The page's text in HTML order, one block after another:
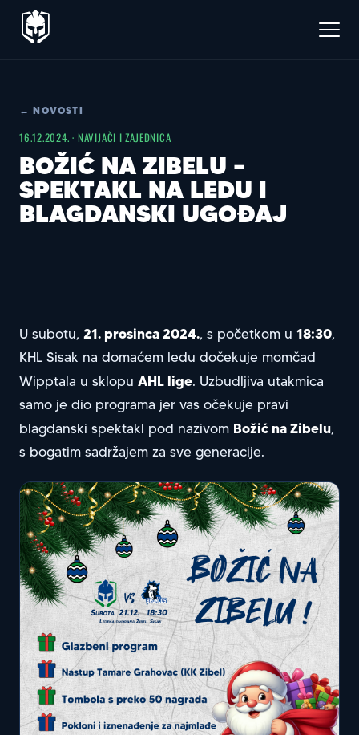
← NOVOSTI
16.12.2024. · NAVIJAČI I ZAJEDNICA
BOŽIĆ NA ZIBELU –
SPEKTAKL NA LEDU I
BLAGDANSKI UGOĐAJ
U subotu, 21. prosinca 2024., s početkom u 18:30,
KHL Sisak na domaćem ledu dočekuje momčad
Wipptala u sklopu AHL lige. Uzbudljiva utakmica
samo je dio programa jer vas očekuje pravi
blagdanski spektakl pod nazivom Božić na Zibelu,
s bogatim sadržajem za sve generacije.